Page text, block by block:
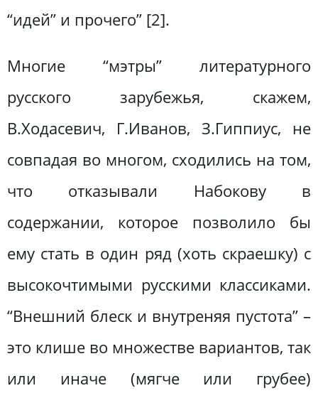
“идей” и прочего” [2].
Многие “мэтры” литературного
русского зарубежья, скажем,
В.Ходасевич, Г.Иванов, З.Гиппиус, не
совпадая во многом, сходились на том,
что отказывали Набокову в
содержании, которое позволило бы
ему стать в один ряд (хоть скраешку) с
высокочтимыми русскими классиками.
“Внешний блеск и внутреняя пустота” –
это клише во множестве вариантов, так
или иначе (мягче или грубее)